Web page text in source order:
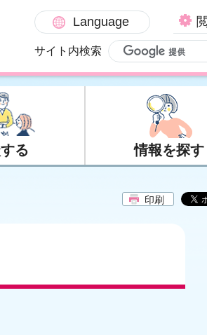
Language
サイト内検索
る 情報を探す
印刷